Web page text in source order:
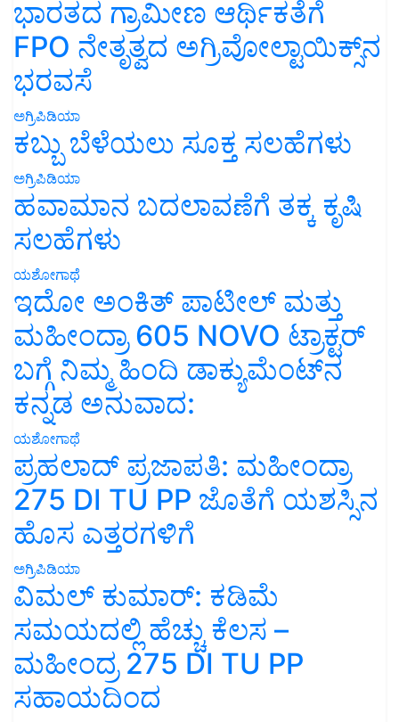
ಭಾರತದ ಗ್ರಾಮೀಣ ಆರ್ಥಿಕತೆಗೆ
FPO ನೇತೃತ್ವದ ಅಗ್ರಿವೋಲ್ಟಾಯಿಕ್ಸ್‌ನ
ಭರವಸೆ
ಅಗ್ರಿಪಿಡಿಯಾ
ಕಬ್ಬು ಬೆಳೆಯಲು ಸೂಕ್ತ ಸಲಹೆಗಳು
ಅಗ್ರಿಪಿಡಿಯಾ
ಹವಾಮಾನ ಬದಲಾವಣೆಗೆ ತಕ್ಕ ಕೃಷಿ
ಸಲಹೆಗಳು
ಯಶೋಗಾಥೆ
ಇದೋ ಅಂಕಿತ್ ಪಾಟೀಲ್ ಮತ್ತು
ಮಹೀಂದ್ರಾ 605 NOVO ಟ್ರಾಕ್ಟರ್
ಬಗ್ಗೆ ನಿಮ್ಮ ಹಿಂದಿ ಡಾಕ್ಯುಮೆಂಟ್‌ನ
ಕನ್ನಡ ಅನುವಾದ:
ಯಶೋಗಾಥೆ
ಪ್ರಹಲಾದ್ ಪ್ರಜಾಪತಿ: ಮಹೀಂದ್ರಾ
275 DI TU PP ಜೊತೆಗೆ ಯಶಸ್ಸಿನ
ಹೊಸ ಎತ್ತರಗಳಿಗೆ
ಅಗ್ರಿಪಿಡಿಯಾ
ವಿಮಲ್ ಕುಮಾರ್: ಕಡಿಮೆ
ಸಮಯದಲ್ಲಿ ಹೆಚ್ಚು ಕೆಲಸ –
ಮಹೀಂದ್ರ 275 DI TU PP
ಸಹಾಯದಿಂದ